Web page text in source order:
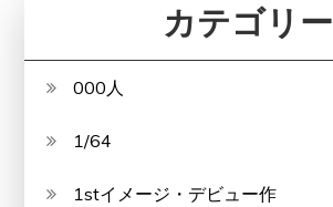
カテゴリー
000人
1/64
1stイメージ・デビュー作